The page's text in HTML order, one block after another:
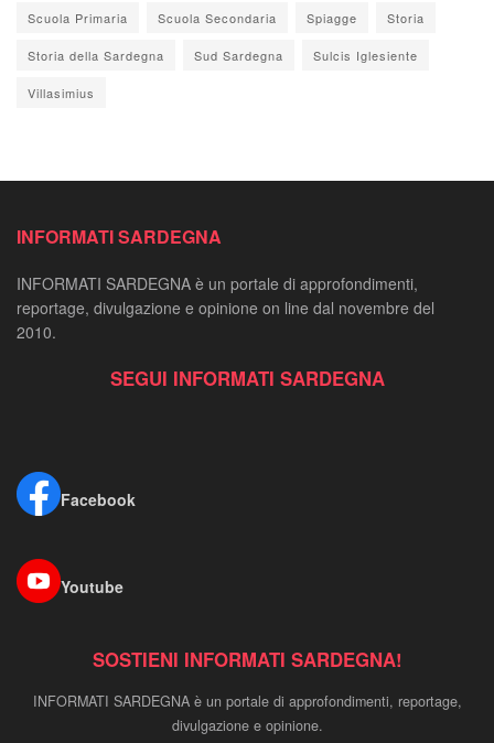
Scuola Primaria Scuola Secondaria Spiagge Storia
Storia della Sardegna Sud Sardegna Sulcis Iglesiente
Villasimius
INFORMATI SARDEGNA
INFORMATI SARDEGNA è un portale di approfondimenti,
reportage, divulgazione e opinione on line dal novembre del
2010.
SEGUI INFORMATI SARDEGNA
Facebook
Youtube
SOSTIENI INFORMATI SARDEGNA!
INFORMATI SARDEGNA è un portale di approfondimenti, reportage,
divulgazione e opinione.